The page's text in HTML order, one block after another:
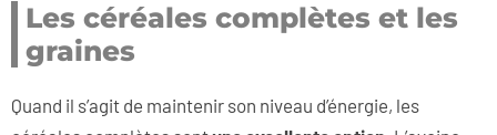
Les céréales complètes et les
graines
Quand il s’agit de maintenir son niveau d’énergie, les